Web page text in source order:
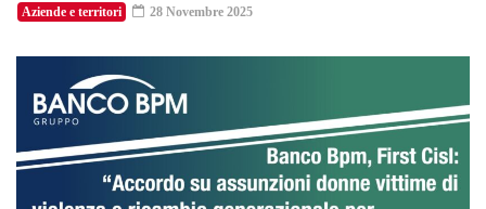
Aziende e territori 28 Novembre 2025